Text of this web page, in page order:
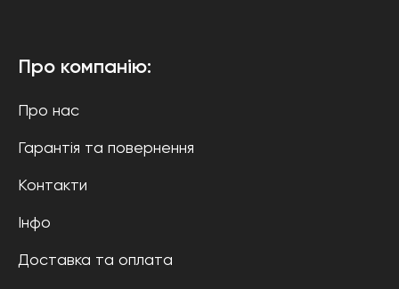
Про компанію:
Про нас
Гарантія та повернення
Контакти
Інфо
Доставка та оплата